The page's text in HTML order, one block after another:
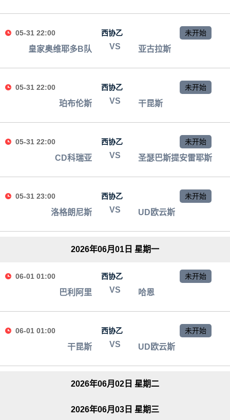
05-31 22:00 西协乙
皇家奥维耶多B队 VS 亚古拉斯
未开始
05-31 22:00 西协乙
珀布伦斯 VS 干昆斯
未开始
05-31 22:00 西协乙
CD科瑞亚 VS 圣瑟巴斯提安雷耶斯
未开始
05-31 23:00 西协乙
洛格朗尼斯 VS UD欧云斯
未开始
2026年06月01日 星期一
06-01 01:00 西协乙
巴利阿里 VS 哈恩
未开始
06-01 01:00 西协乙
干昆斯 VS UD欧云斯
未开始
2026年06月02日 星期二
2026年06月03日 星期三